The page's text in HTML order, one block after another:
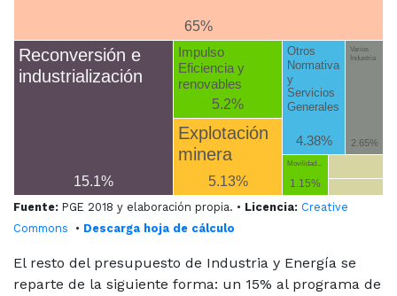
65%
Reconversión e
industrialización
15.1%
Impulso
Eficiencia y
renovables
5.2%
Explotación
minera
5.13%
Otros
Normativa
y
Servicios
Generales
4.38%
Varios
Industria
2.65%
Movilidad...
1.15%
Fuente: PGE 2018 y elaboración propia. • Licencia: Creative
Commons • Descarga hoja de cálculo
El resto del presupuesto de Industria y Energía se
reparte de la siguiente forma: un 15% al programa de